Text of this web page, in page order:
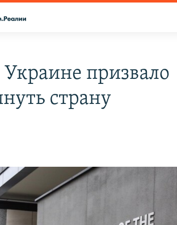
призвало
страну